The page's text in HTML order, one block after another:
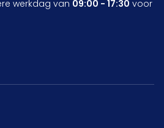
werkdag van 09:00 - 17:30 voor